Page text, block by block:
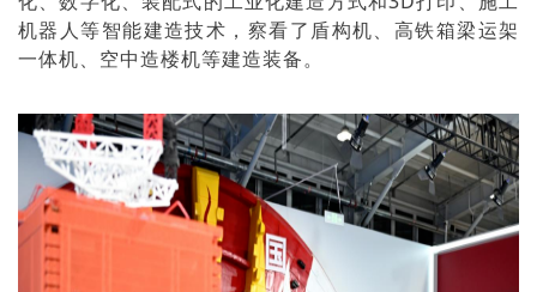
机器人等智能建造技术，察看了盾构机、高铁箱梁运架
一体机、空中造楼机等建造装备。